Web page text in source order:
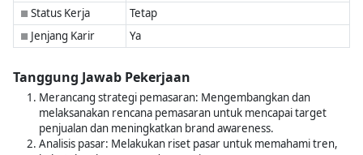
■ Status Kerja Tetap
■ Jenjang Karir Ya
Tanggung Jawab Pekerjaan
Merancang strategi pemasaran: Mengembangkan dan
melaksanakan rencana pemasaran untuk mencapai target
penjualan dan meningkatkan brand awareness.
Analisis pasar: Melakukan riset pasar untuk memahami tren,